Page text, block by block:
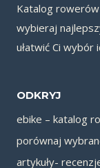
Katalog
wybieraj
ułatwić Ci
ODKRYJ
ebike – katalog
porównaj
artykuły-